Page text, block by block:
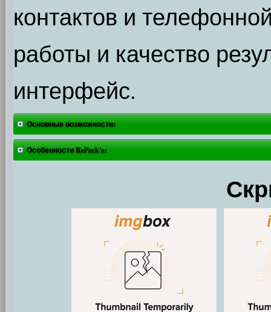
контактов и
работы и качество
интерфейс.
Основные возможности:
Особенности RePack'a: